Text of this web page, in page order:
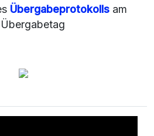
Übergabeprotokollsam
Übergabetag